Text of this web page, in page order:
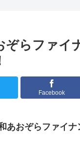
ぞらファイ
Facebook
あおぞらファイ